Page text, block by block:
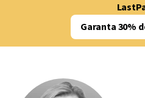
Garanta 30%